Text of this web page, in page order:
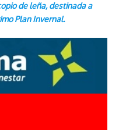
de leña, destinada a
Plan Invernal.